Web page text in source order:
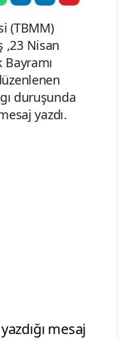
(TBMM)
,23 Nisan
duruşunda
yazdı.
mesaj